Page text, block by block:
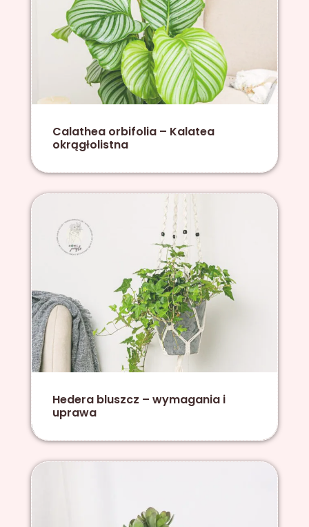
Calathea orbifolia – Kalatea
okrągłolistna
Hedera bluszcz – wymagania i
uprawa